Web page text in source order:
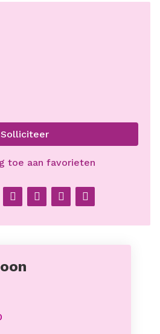
TwitterLinkedInPinterestWhatsApp
Solliciteer
toe aan favorieten